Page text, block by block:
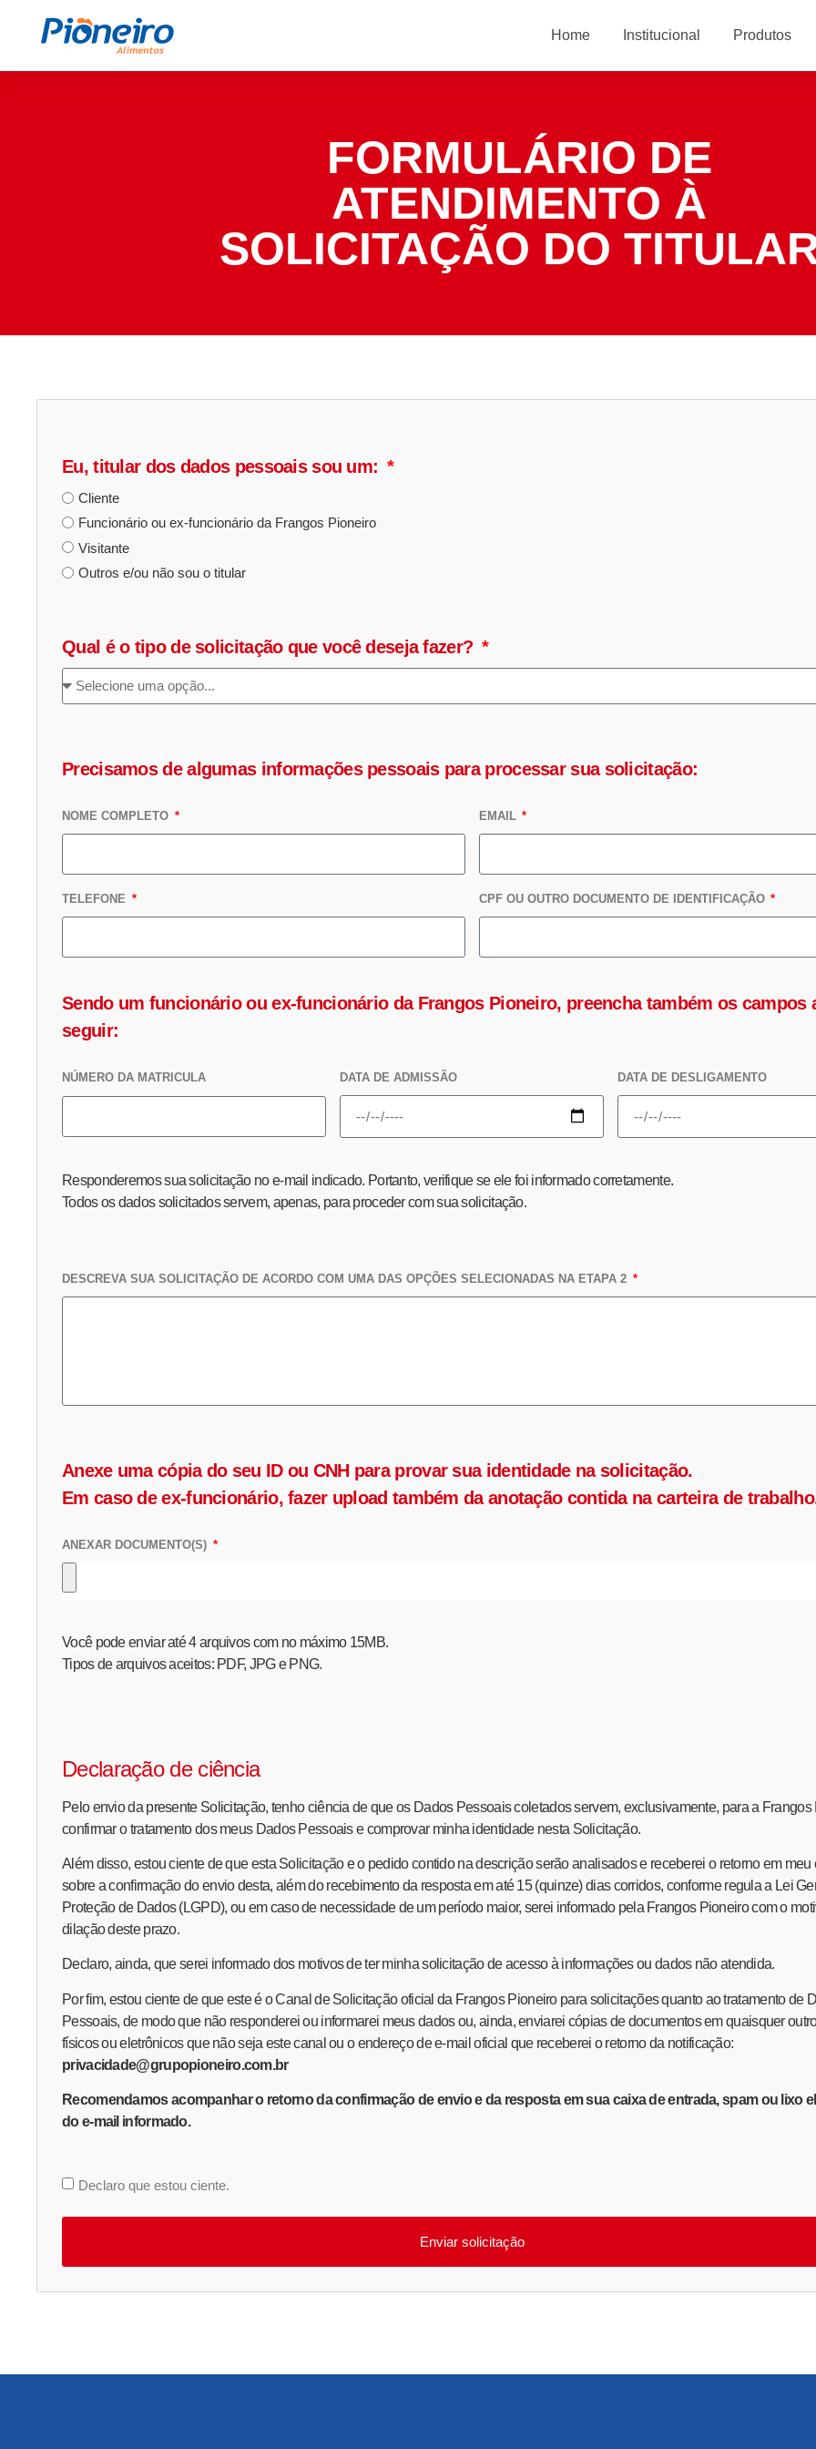
Home Institucional Produtos
FORMULÁRIO DE
ATENDIMENTO À
SOLICITAÇÃO DO
Eu, titular dos dados pessoais sou um:
Cliente
Funcionário ou ex-funcionário da Frangos Pioneiro
Visitante
Outros e/ou não sou o titular
Qual é o tipo de solicitação que você deseja fazer?
Precisamos de algumas informações pessoais para processar sua solicitação:
NOME COMPLETO EMAIL
TELEFONE CPF OU OUTRO DOCUMENTO DE IDENTIFICAÇÃO
Sendo um funcionário ou ex-funcionário da Frangos Pioneiro, preencha também os campos
seguir:
NÚMERO DA MATRICULA DATA DE ADMISSÃO DATA DE DESLIGAMENTO
Responderemos sua solicitação no e-mail indicado. Portanto, verifique se ele foi informado corretamente.
Todos os dados solicitados servem, apenas, para proceder com sua solicitação.
DESCREVA SUA SOLICITAÇÃO DE ACORDO COM UMA DAS OPÇÕES SELECIONADAS NA ETAPA 2
Anexe uma cópia do seu ID ou CNH para provar sua identidade na solicitação.
Em caso de ex-funcionário, fazer upload também da anotação contida na carteira de
ANEXAR DOCUMENTO(S)
Você pode enviar até 4 arquivos com no máximo 15MB.
Tipos de arquivos aceitos: PDF, JPG e PNG.
Declaração de ciência
Pelo envio da presente Solicitação, tenho ciência de que os Dados Pessoais coletados servem, exclusivamente, para a Frangos
confirmar o tratamento dos meus Dados Pessoais e comprovar minha identidade nesta Solicitação.
Além disso, estou ciente de que esta Solicitação e o pedido contido na descrição serão analisados e receberei o retorno em meu
sobre a confirmação do envio desta, além do recebimento da resposta em até 15 (quinze) dias corridos, conforme regula a Lei
Proteção de Dados (LGPD), ou em caso de necessidade de um período maior, serei informado pela Frangos Pioneiro com o
dilação deste prazo.
Declaro, ainda, que serei informado dos motivos de ter minha solicitação de acesso à informações ou dados não atendida.
Por fim, estou ciente de que este é o Canal de Solicitação oficial da Frangos Pioneiro para solicitações quanto ao tratamento de
Pessoais, de modo que não responderei ou informarei meus dados ou, ainda, enviarei cópias de documentos em quaisquer
físicos ou eletrônicos que não seja este canal ou o endereço de e-mail oficial que receberei o retorno da notificação:
privacidade@grupopioneiro.com.br
Recomendamos acompanhar o retorno da confirmação de envio e da resposta em sua caixa de entrada, spam ou lixo
do e-mail informado.
Declaro que estou ciente.
Enviar solicitação